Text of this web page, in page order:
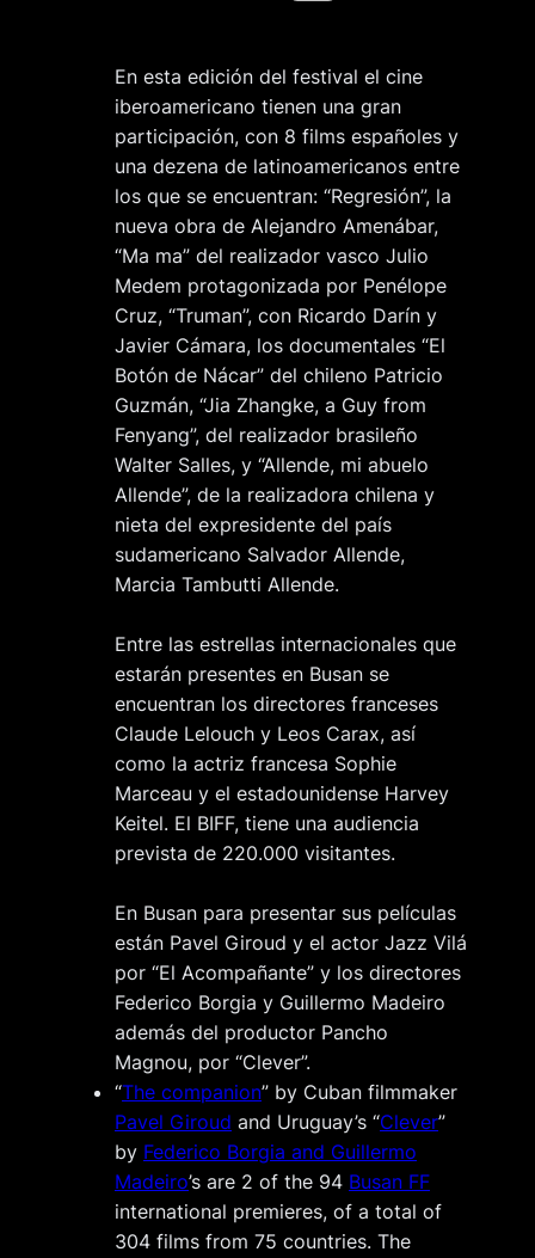
En esta edición del festival el cine
iberoamericano tienen una gran
participación, con 8 films españoles y
una dezena de latinoamericanos entre
los que se encuentran: “Regresión”, la
nueva obra de Alejandro Amenábar,
“Ma ma” del realizador vasco Julio
Medem protagonizada por Penélope
Cruz, “Truman”, con Ricardo Darín y
Javier Cámara, los documentales “El
Botón de Nácar” del chileno Patricio
Guzmán, “Jia Zhangke, a Guy from
Fenyang”, del realizador brasileño
Walter Salles, y “Allende, mi abuelo
Allende”, de la realizadora chilena y
nieta del expresidente del país
sudamericano Salvador Allende,
Marcia Tambutti Allende.
Entre las estrellas internacionales que
estarán presentes en Busan se
encuentran los directores franceses
Claude Lelouch y Leos Carax, así
como la actriz francesa Sophie
Marceau y el estadounidense Harvey
Keitel. El BIFF, tiene una audiencia
prevista de 220.000 visitantes.
En Busan para presentar sus películas
están Pavel Giroud y el actor Jazz Vilá
por “El Acompañante” y los directores
Federico Borgia y Guillermo Madeiro
además del productor Pancho
Magnou, por “Clever”.
“The companion” by Cuban filmmaker
Pavel Giroud and Uruguay’s “Clever”
by Federico Borgia and Guillermo
Madeiro’s are 2 of the 94 Busan FF
international premieres, of a total of
304 films from 75 countries. The